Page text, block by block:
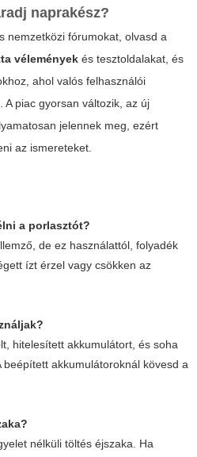
naprakész?
nemzetközi fórumokat, olvasd a
vélemények és tesztoldalakat, és
ahol valós felhasználói
piac gyorsan változik, az új
jelennek meg, ezért
az ismereteket.
a porlasztót?
de ez használattól, folyadék
ízt érzel vagy csökken az
hitelesített akkumulátort, és soha
beépített akkumulátoroknál kövesd a
nélküli töltés éjszaka. Ha